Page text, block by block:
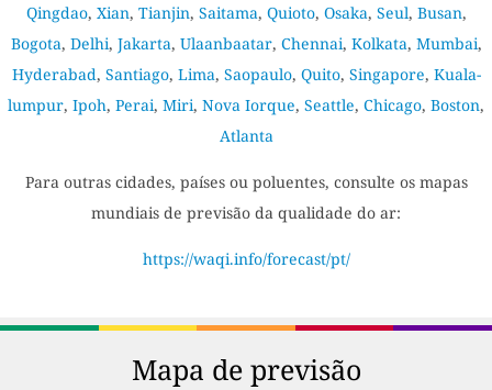
Qingdao, Xian, Tianjin, Saitama, Quioto, Osaka, Seul, Busan,
Bogota, Delhi, Jakarta, Ulaanbaatar, Chennai, Kolkata, Mumbai,
Hyderabad, Santiago, Lima, Saopaulo, Quito, Singapore, Kuala-
lumpur, Ipoh, Perai, Miri, Nova Iorque, Seattle, Chicago, Boston,
Atlanta
Para outras cidades, países ou poluentes, consulte os mapas
mundiais de previsão da qualidade do ar:
https://waqi.info/forecast/pt/
Mapa de previsão